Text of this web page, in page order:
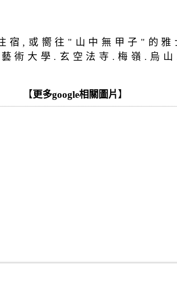
,或嚮往"山中無甲子"的
術大學.玄空法寺.梅嶺.烏
【更多google相關圖片 】